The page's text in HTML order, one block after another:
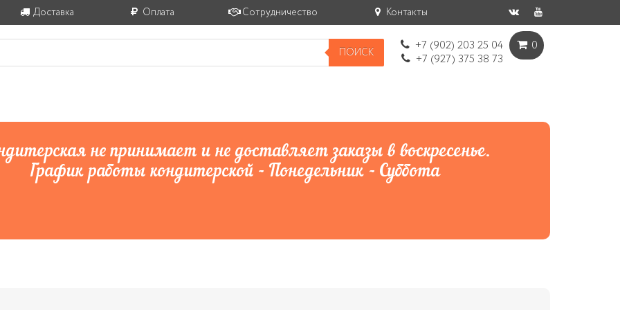
Доставка Оплата Сотрудничество Контакты
ПОИСК
+7 (902) 203 25 04
+7 (927) 375 38 73
0
не принимает и не доставляет заказы в воскресенье.
График работы кондитерской - Понедельник - Суббота